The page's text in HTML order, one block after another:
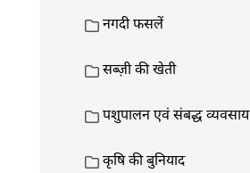
नगदी फसलें
सब्ज़ी की खेती
पशुपालन एवं संबद्ध व्यवसाय
कृषि की बुनियाद